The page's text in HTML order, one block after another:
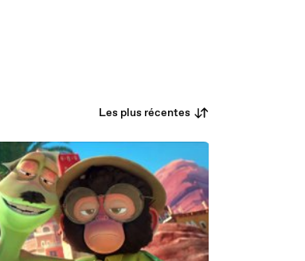
Les plus récentes